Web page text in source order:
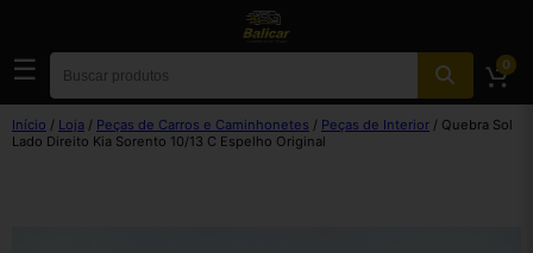
☰ 0
Início / Loja / Peças de Carros e Caminhonetes / Peças de Interior / Quebra Sol
Lado Direito Kia Sorento 10/13 C Espelho Original